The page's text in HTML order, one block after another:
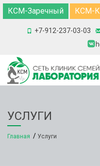
КСМ-Заречный КСМ-
+7-912-237-03-03
УСЛУГИ
Главная Услуги